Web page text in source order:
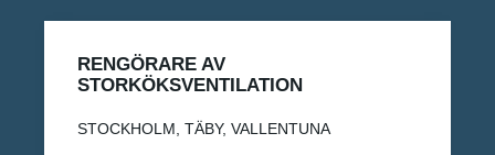
RENGÖRARE AV
STORKÖKSVENTILATION
STOCKHOLM, TÄBY, VALLENTUNA